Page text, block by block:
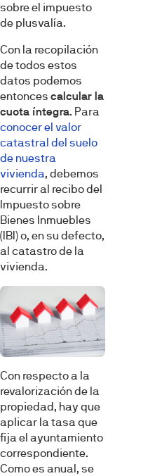
sobre el impuesto
de plusvalía.
Con la recopilación
de todos estos
datos podemos
entonces calcular la
cuota íntegra. Para
conocer el valor
catastral del suelo
de nuestra
vivienda, debemos
recurrir al recibo del
Impuesto sobre
Bienes Inmuebles
(IBI) o, en su defecto,
al catastro de la
vivienda.
Con respecto a la
revalorización de la
propiedad, hay que
aplicar la tasa que
fija el ayuntamiento
correspondiente.
Como es anual, se